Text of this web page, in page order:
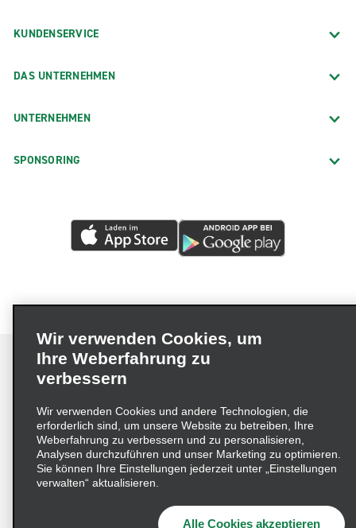
KUNDENSERVICE
DAS UNTERNEHMEN
UNTERNEHMEN
SPONSORING
Impressum Nutzungsbedingungen
Datenschutzrichtlinie
Cookie-Richtlinie
Datenschutzoptionen
Lieferkettensorgfaltspflichtengesetz (LkSG) Grundsatzerklärung
Beschwerdeverfahren nach dem
Wir verwenden Cookies, um
Ihre Weberfahrung zu
verbessern
Wir verwenden Cookies und andere Technologien, die
erforderlich sind, um unsere Website zu betreiben, Ihre
Weberfahrung zu verbessern und zu personalisieren,
Analysen durchzuführen und unser Marketing zu optimieren.
Sie können Ihre Einstellungen jederzeit unter „Einstellungen
verwalten“ aktualisieren.
Alle Cookies akzeptieren